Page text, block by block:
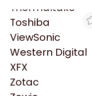
Thermaltake
Toshiba
ViewSonic
Western Digital
XFX
Zotac